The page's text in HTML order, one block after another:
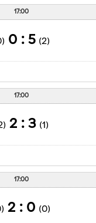
17:00
(2)
5 : 0
(0)
17:00
(1)
3 : 2
(2)
17:00
(0)
0 : 2
(0)